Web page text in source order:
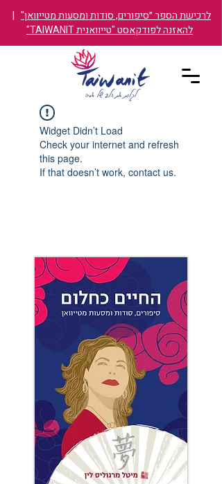
לרכישת הספר ״סיפורים, סודות ומסעות מטייוואן" |
להאזנה לפודקאסט "טייוואנית TAIWANIT"
Widget Didn’t Load
Check your internet and refresh
this page.
If that doesn’t work, contact us.